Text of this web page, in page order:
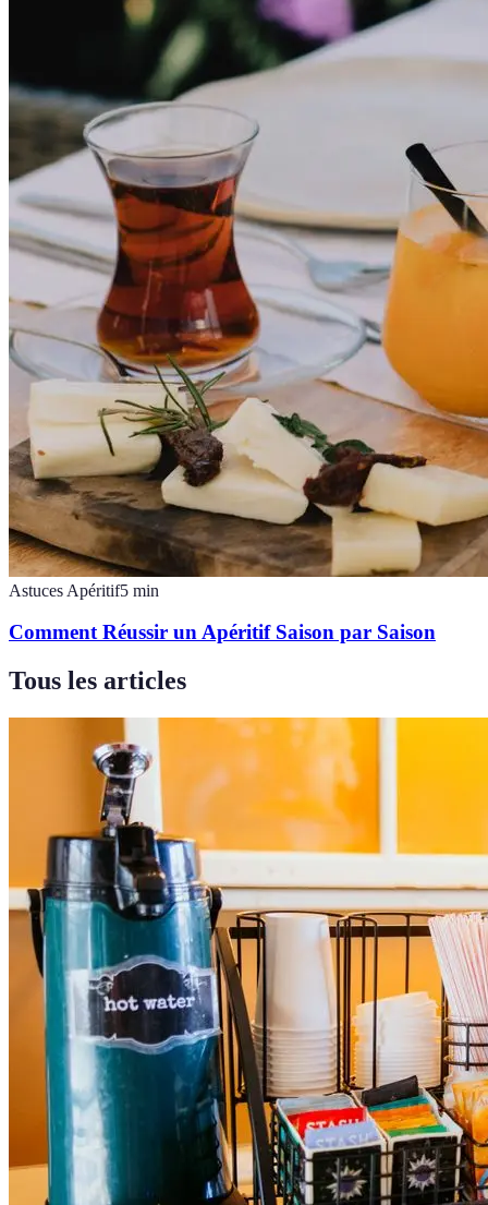
Astuces Apéritif5 min
Comment Réussir un Apéritif Saison par Saison
Tous les articles